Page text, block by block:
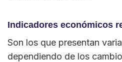
Indicadores económicos
Son los que presentan
dependiendo de los